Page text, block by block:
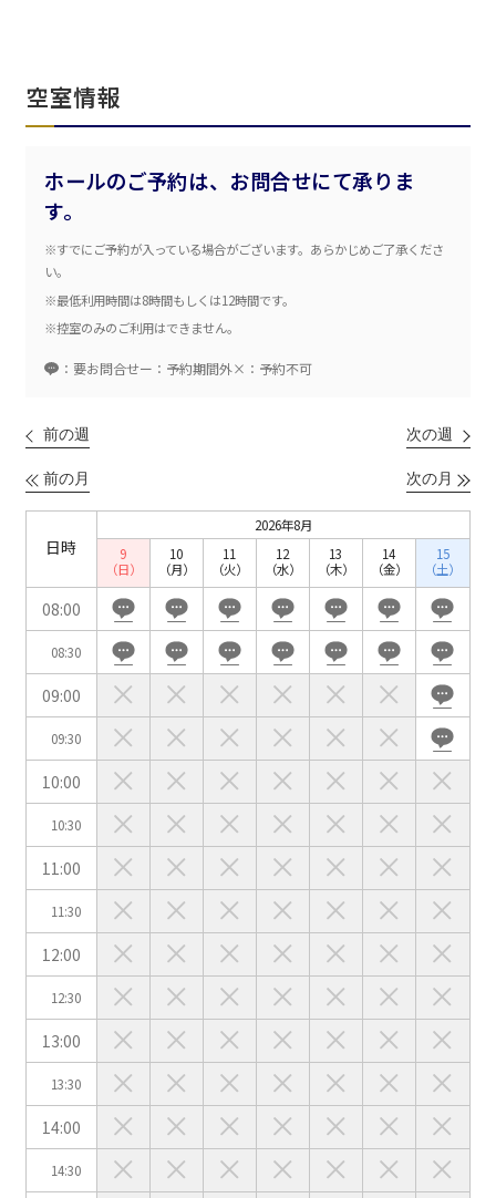
空室情報
ホールのご予約は、お問合せにて承りま
す。
※すでにご予約が入っている場合がございます。あらかじめご了承くださ
い。
※最低利用時間は8時間もしくは12時間です。
※控室のみのご利用はできません。
：要お問合せー：予約期間外×：予約不可
前の週 次の週
前の月 次の月
日時
2026年8月
9
（日）
10
（月）
11
（火）
12
（水）
13
（木）
14
（金）
15
（土）
08:00
08:30
09:00
09:30
10:00
10:30
11:00
11:30
12:00
12:30
13:00
13:30
14:00
14:30
こちらの 会議室
の空室状況は
以下からお問合せください。
お電話でのお問合せ
03-3346-1396
受付時間 9:00～18:00（土日祝日・年末年始を除く）
WEBからのお問合せ
新宿・高田馬場エリア
ベルサール新宿グランド
新宿住友スカイルーム
ベルサール西新宿
ベルサール高田馬場
秋葉原・神田・東京エリア
ベルサール東京日本橋
飯田橋・九段・半蔵門・神保町エリア
ベルサール飯田橋駅前
ベルサール飯田橋ファースト
ベルサール神保町
渋谷エリア
ベルサール渋谷ガーデン
六本木・虎ノ門エリア
泉ガーデンギャラリー
ベルサール六本木
汐留・御成門・芝公園エリア
ベルサール芝公園
ベルサール東京汐留コンファレンスセンター
ベルサール三田ガーデン
有明・羽田エリア
東京ガーデンシアター
ベルサール有明コンファレンスセンター
ベルサール羽田空港
日時
日付／開始・終了時間から選ぶ
時間単位で選ぶ
人数／レイアウト ※複数選択可能
スクール
2名掛け
スクール
3名掛け
シアター
形式
口の字型 島型 T字島型